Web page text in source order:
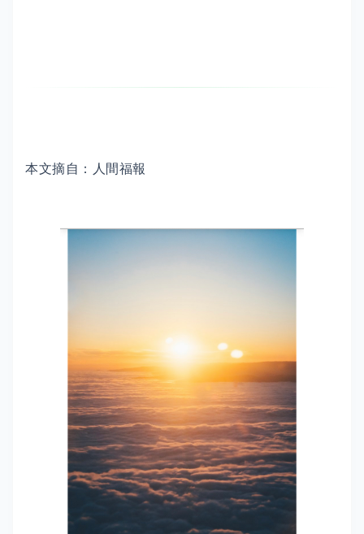
本文摘自：人間福報